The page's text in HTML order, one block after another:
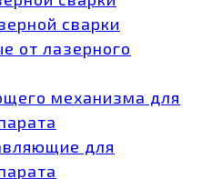
сварки
от лазерного
механизма для
для